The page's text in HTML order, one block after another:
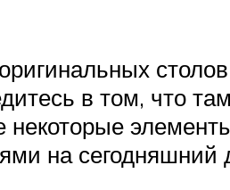
в том, что
на сегодняшний